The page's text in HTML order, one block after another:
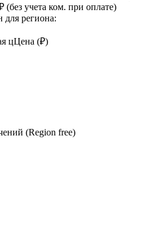
(без учета ком. при оплате)
региона:
цЦена (₽)
(Region free)